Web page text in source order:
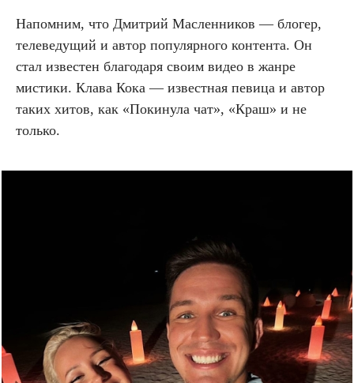
Напомним, что Дмитрий Масленников — блогер,
телеведущий и автор популярного контента. Он
стал известен благодаря своим видео в жанре
мистики. Клава Кока — известная певица и автор
таких хитов, как «Покинула чат», «Краш» и не
только.